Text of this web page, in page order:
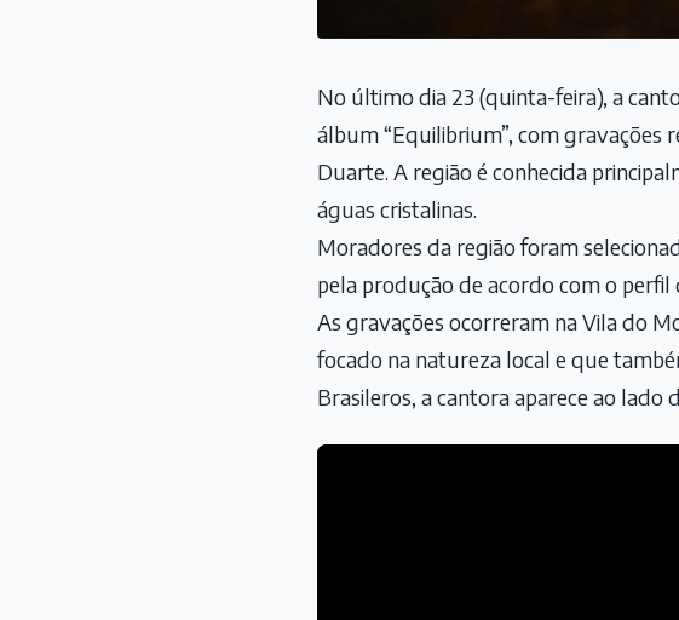
No último dia 23 (quinta-feira), a
álbum “Equilibrium”, com gravações
Duarte. A região é conhecida
águas cristalinas.
Moradores da região foram
pela produção de acordo com o perfil
As gravações ocorreram na Vila do
focado na natureza local e que
Brasileros, a cantora aparece ao lado